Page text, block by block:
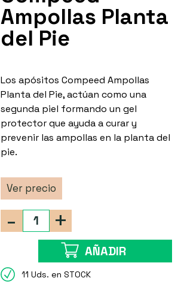
Ampollas Planta
del Pie
Los apósitos Compeed Ampollas
Planta del Pie, actúan como una
segunda piel formando un gel
protector que ayuda a curar y
prevenir las ampollas en la planta del
pie.
Ver precio
+
-
AÑADIR
11 Uds. en STOCK